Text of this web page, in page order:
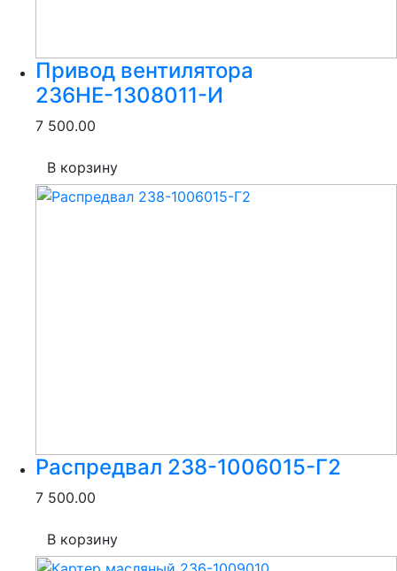
Привод вентилятора
236НЕ-1308011-И
7 500.00
В корзину
Распредвал 238-1006015-Г2
7 500.00
В корзину